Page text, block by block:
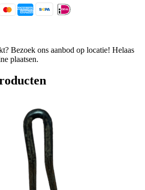
Bezoek ons aanbod op locatie! Helaas
plaatsen.